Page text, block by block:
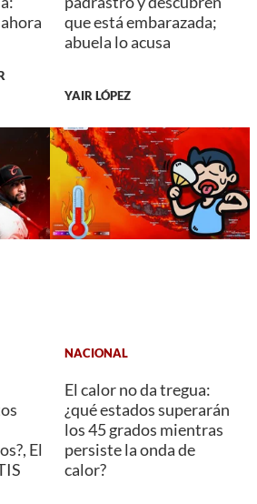
que está embarazada;
abuela lo acusa
YAIR LÓPEZ
El
NACIONAL
El calor no da tregua:
¿qué estados superarán
los 45 grados mientras
persiste la onda de
calor?